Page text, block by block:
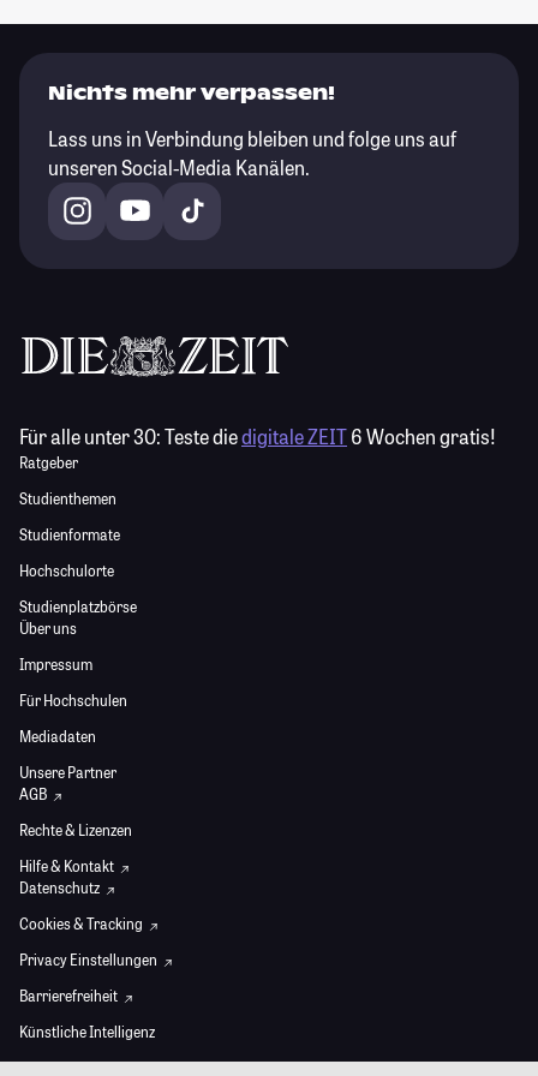
Nichts mehr verpassen!
Lass uns in Verbindung bleiben und folge uns auf
unseren Social-Media Kanälen.
Für alle unter 30:Teste diedigitale ZEIT6 Wochen gratis!
Ratgeber
Studienthemen
Studienformate
Hochschulorte
Studienplatzbörse
Über uns
Impressum
Für Hochschulen
Mediadaten
Unsere Partner
AGB
Rechte & Lizenzen
Hilfe & Kontakt
Datenschutz
Cookies & Tracking
Privacy Einstellungen
Barrierefreiheit
Künstliche Intelligenz